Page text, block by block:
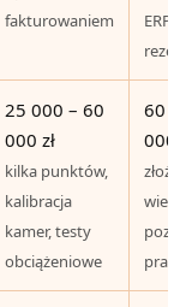
fakturowaniem
ERP,
25 000 – 60
000 zł
kilka punktów,
kalibracja
kamer, testy
obciążeniowe
60
000
wiele